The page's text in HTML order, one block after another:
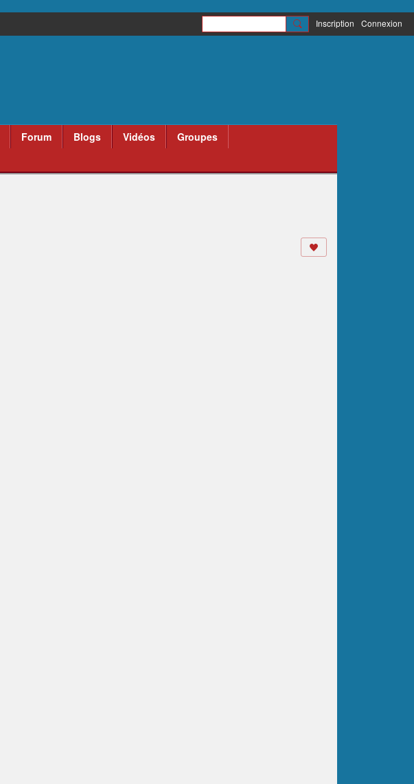
Inscription Connexion
Forum Blogs Vidéos
Groupes